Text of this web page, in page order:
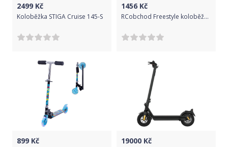
2499 Kč
Koloběžka STIGA Cruise 145-S
1456 Kč
RCobchod Freestyle koloběžka SIRI -černobílá
899 Kč 19000 Kč